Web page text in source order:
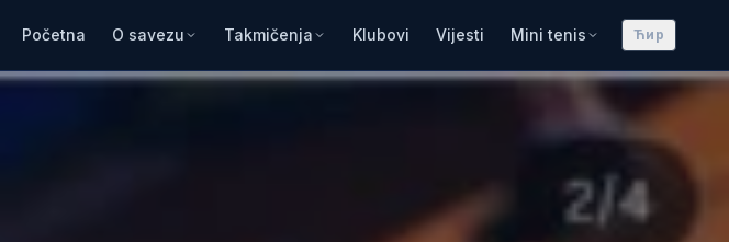
Početna O savezu Takmičenja Klubovi Vijesti Mini tenis Ћир